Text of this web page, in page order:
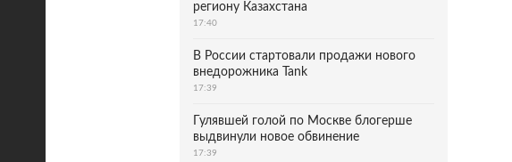
региону Казахстана
17:40
В России стартовали продажи нового
внедорожника Tank
17:39
Гулявшей голой по Москве блогерше
выдвинули новое обвинение
17:39